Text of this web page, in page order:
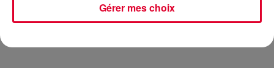
Gérer mes choix